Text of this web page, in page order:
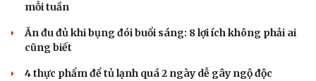
mỗi tuần
Ăn đu đủ khi bụng đói buổi sáng: 8 lợi ích không phải ai
cũng biết
4 thực phẩm để tủ lạnh quá 2 ngày dễ gây ngộ độc